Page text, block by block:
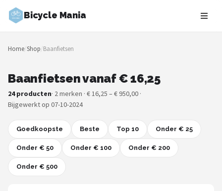
Bicycle Mania
Zoeken
NAVIGATIE
Merken
Blog
Fietsroutes
Kinderfietsen
Home/Shop/Baanfietsen
Baanfietsen vanaf € 16,25
24 producten· 2 merken · € 16,25 – € 950,00 ·
Bijgewerkt op 07-10-2024
Goedkoopste Beste Top 10 Onder € 25
Onder € 50 Onder € 100 Onder € 200
Onder € 500